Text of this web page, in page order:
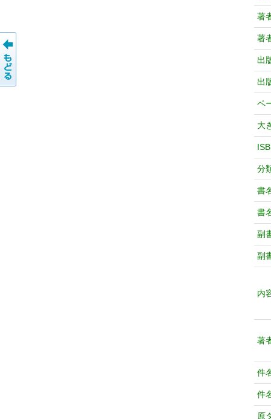
著
著
出
出
ペ
大
分
書
書
副
副
内
著
件
件
原